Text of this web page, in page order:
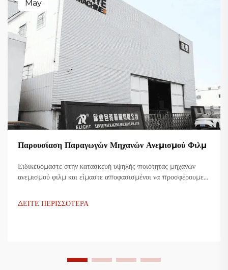
May
Παρουσίαση Παραγωγών Μηχανών Ανεμισμού Φιλμ
Ειδικευόμαστε στην κατασκευή υψηλής ποιότητας μηχανών
ανεμισμού φιλμ και είμαστε αποφασισμένοι να προσφέρουμε
τεχνολογία, είναι υψίστης αποδοτικότητας, οικονομικές και
ΔΕΙΤΕ ΠΕΡΙΣΣΟΤΕΡΑ